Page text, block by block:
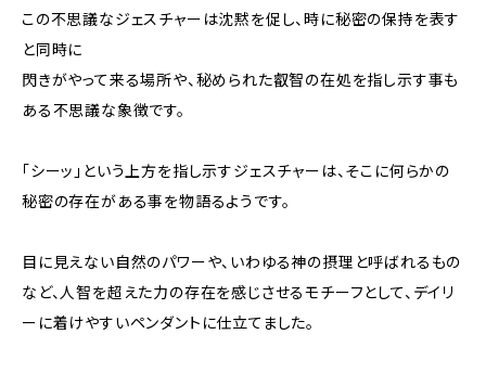
この不思議なジェスチャーは沈黙を促し、時に秘密の保持を表す
と同時に
閃きがやって来る場所や、秘められた叡智の在処を指し示す事も
ある不思議な象徴です。
「シーッ」という上方を指し示すジェスチャーは、そこに何らかの
秘密の存在がある事を物語るようです。
目に見えない自然のパワーや、いわゆる神の摂理と呼ばれるもの
など、人智を超えた力の存在を感じさせるモチーフとして、デイリ
ーに着けやすいペンダントに仕立てました。